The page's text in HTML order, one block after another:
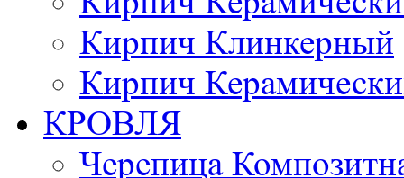
Кирпич Клинкерный
Кирпич
КРОВЛЯ
Черепица